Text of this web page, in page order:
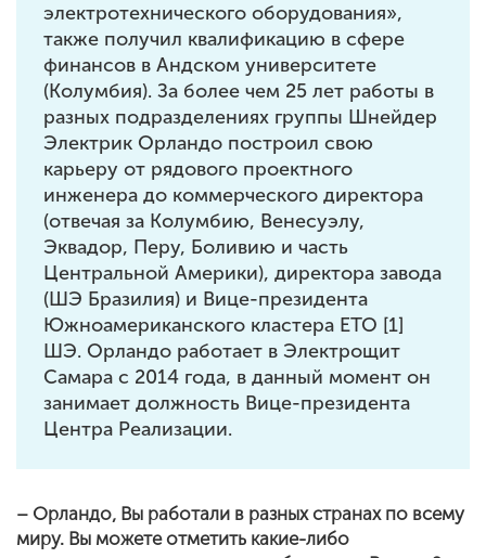
электротехнического оборудования»,
также получил квалификацию в сфере
финансов в Андском университете
(Колумбия). За более чем 25 лет работы в
разных подразделениях группы Шнейдер
Электрик Орландо построил свою
карьеру от рядового проектного
инженера до коммерческого директора
(отвечая за Колумбию, Венесуэлу,
Эквадор, Перу, Боливию и часть
Центральной Америки), директора завода
(ШЭ Бразилия) и Вице-президента
Южноамериканского кластера ETO [1]
ШЭ. Орландо работает в Электрощит
Самара с 2014 года, в данный момент он
занимает должность Вице-президента
Центра Реализации.
– Орландо, Вы работали в разных странах по всему
миру. Вы можете отметить какие-либо